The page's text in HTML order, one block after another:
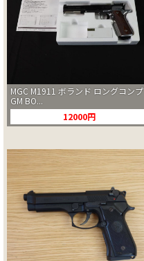
MGC M1911 ボランド ロングコンプ
GM BO...
12000円